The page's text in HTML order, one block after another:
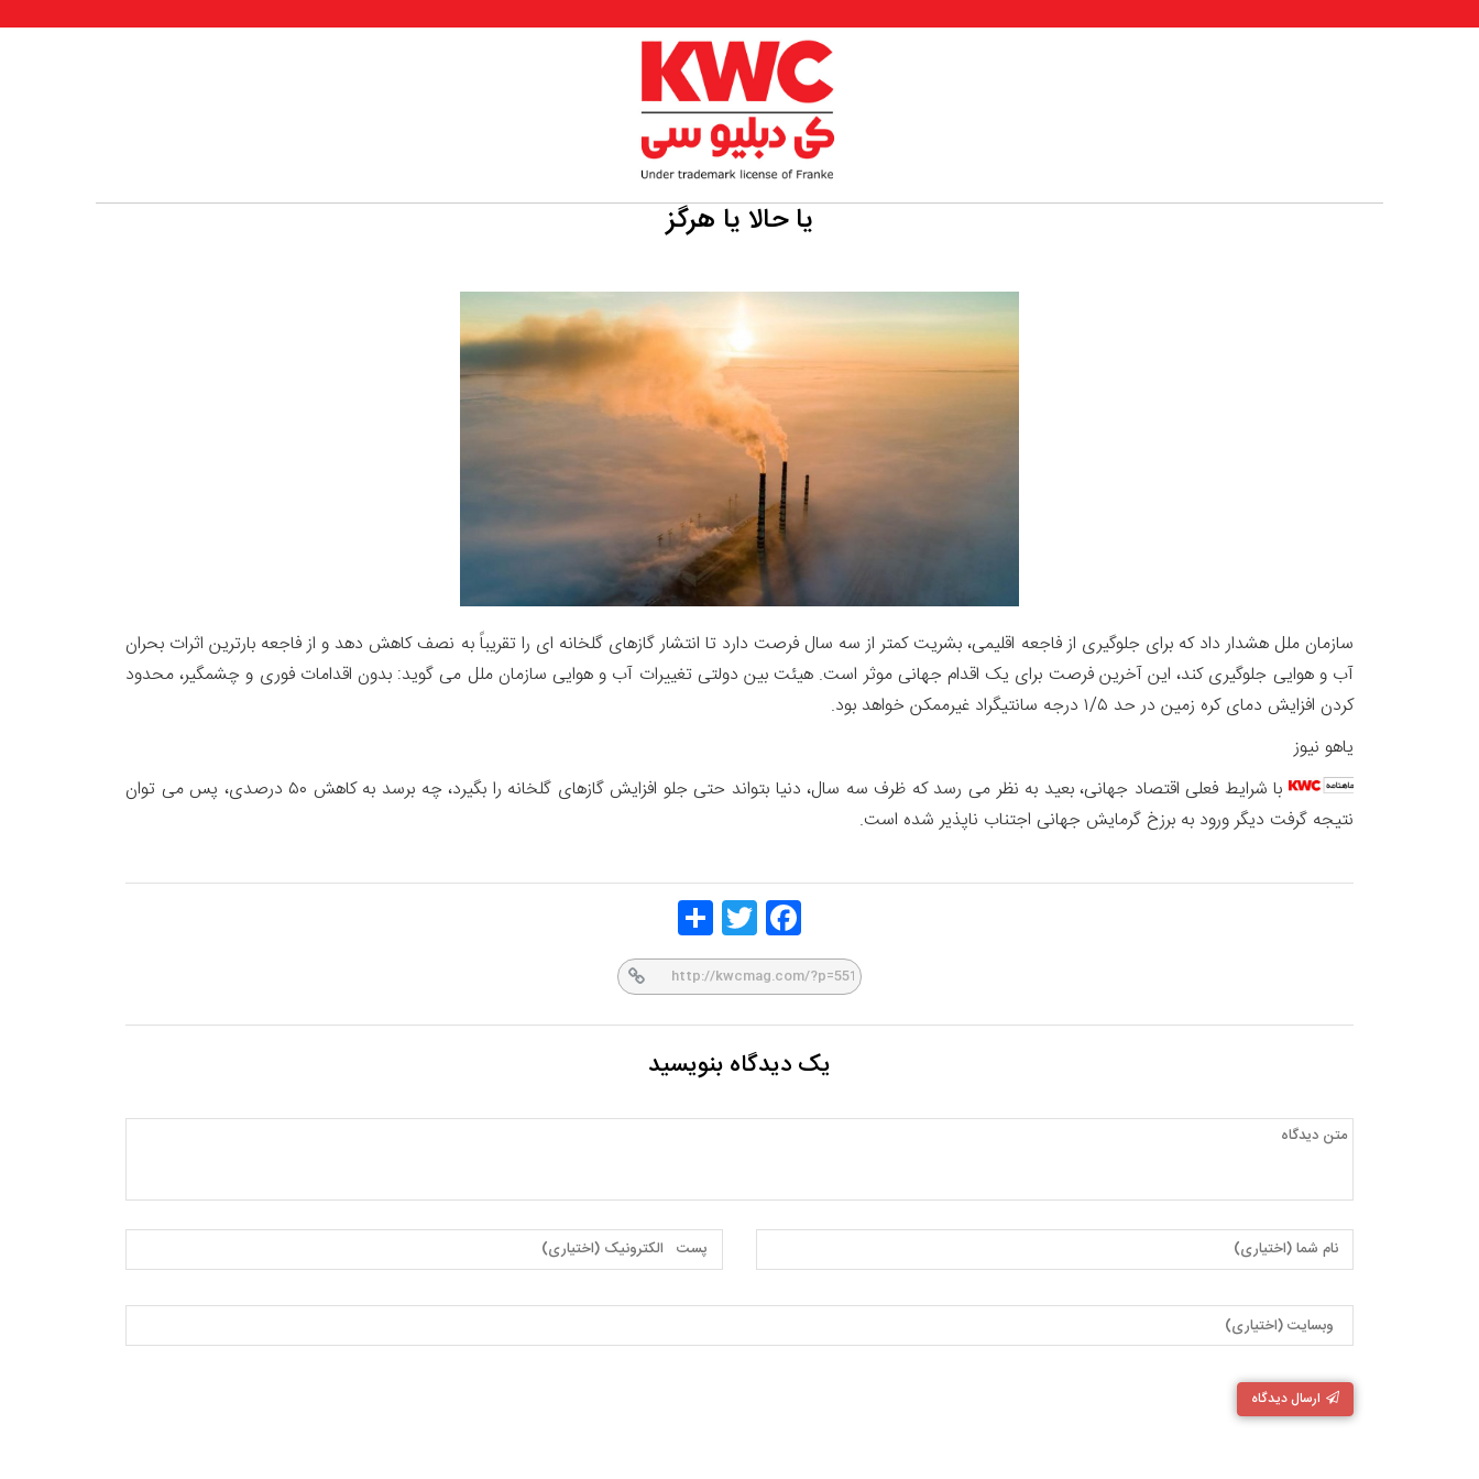
یا حالا یا هرگز
سازمان ملل هشدار داد که برای جلوگیری از فاجعه اقلیمی، بشریت کمتر از سه سال فرصت دارد تا انتشار گازهای گلخانه ای را تقریباً به نصف کاهش دهد و از فاجعه بارترین اثرات بحران
آب و هوایی جلوگیری کند، این آخرین فرصت برای یک اقدام جهانی موثر است. هیئت بین دولتی تغییرات آب و هوایی سازمان ملل می گوید: بدون اقدامات فوری و چشمگیر، محدود
کردن افزایش دمای کره زمین در حد ۱/۵ درجه سانتیگراد غیرممکن خواهد بود.
یاهو نیوز
با شرایط فعلی اقتصاد جهانی، بعید به نظر می رسد که ظرف سه سال، دنیا بتواند حتی جلو افزایش گازهای گلخانه را بگیرد، چه برسد به کاهش ۵۰ درصدی، پس می توان
نتیجه گرفت دیگر ورود به برزخ گرمایش جهانی اجتناب ناپذیر شده است.
Face
Twitt
یک دیدگاه بنویسید
ارسال دیدگاه